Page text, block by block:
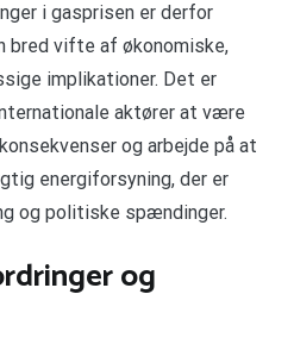
i gasprisen er derfor
bred vifte af økonomiske,
implikationer. Det er
aktører at være
og arbejde på at
energiforsyning, der er
og politiske spændinger.
og